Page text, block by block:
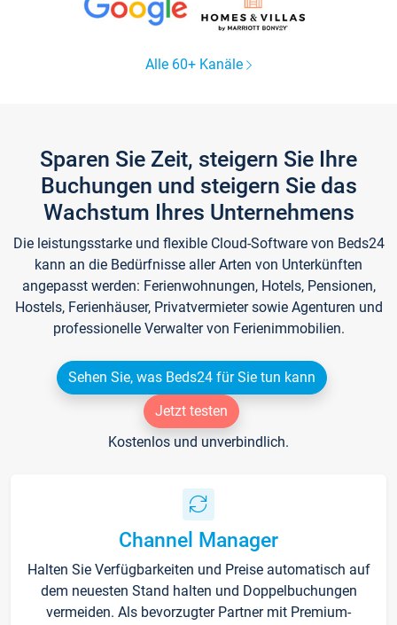
Alle 60+ Kanäle
Sparen Sie Zeit, steigern Sie Ihre
Buchungen und steigern Sie das
Wachstum Ihres Unternehmens
Die leistungsstarke und flexible Cloud-Software von Beds24
kann an die Bedürfnisse aller Arten von Unterkünften
angepasst werden: Ferienwohnungen, Hotels, Pensionen,
Hostels, Ferienhäuser, Privatvermieter sowie Agenturen und
professionelle Verwalter von Ferienimmobilien.
Sehen Sie, was Beds24 für Sie tun kann
Jetzt testen
Kostenlos und unverbindlich.
Channel Manager
Halten Sie Verfügbarkeiten und Preise automatisch auf
dem neuesten Stand halten und Doppelbuchungen
vermeiden. Als bevorzugter Partner mit Premium-